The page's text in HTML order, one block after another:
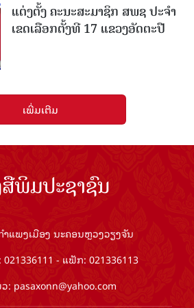
ແຕ່ງຕັ້ງ ຄະນະສະມາຊິກ ສພຊ ປະຈຳ
ເຂດເລືອກຕັ້ງທີ 17 ແຂວງອັດຕະປື
ເພີ່ມເຕີມ
ພິມປະຊາຊົນ
ແພງເມືອງ ນະຄອນຫຼວງວຽງຈັນ
- ແຟັກ: 021336113
: pasaxonn@yahoo.com